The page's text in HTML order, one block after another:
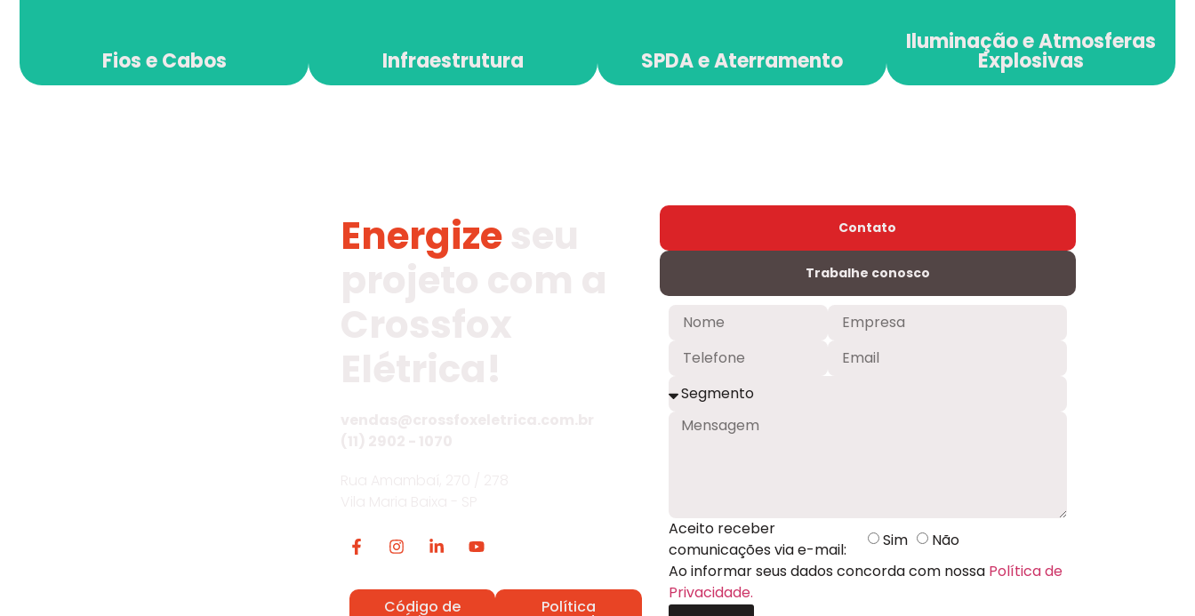
Fios e Cabos Infraestrutura SPDA e Aterramento
Iluminação e Atmosferas
Explosivas
Energizeseu
Código de Política
Contato
Trabalhe conosco
Aceito receber
comunicações via e-mail:
Sim
Não
Ao informar seus dados concorda com nossa Política de
Privacidade.